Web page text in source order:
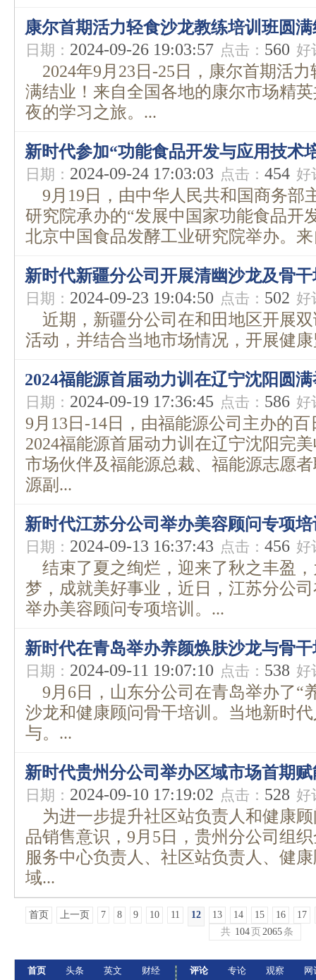
康尔首期活力轻食沙龙教练培训班圆
日期： 2024-09-26 19:03:57 点击： 560 好
2024年9月23日-25日，康尔首期活
满结业！来自全国各地的康尔市场精
夜的学习之旅。...
新时代参加“功能食品开发与应用技术
日期： 2024-09-24 17:03:03 点击： 454 好
9月19日，由中华人民共和国商务部
研究院承办的“发展中国家功能食品开
北京中国食品发酵工业研究院举办。
新时代新疆分公司开展清幽沙龙及骨
日期： 2024-09-23 19:04:50 点击： 502 好
近期，新疆分公司在和田地区开展
活动，并结合当地市场情况，开展健
2024福能源首届动力训在辽宁沈阳圆
日期： 2024-09-19 17:36:45 点击： 586 好
9月13日-14日，由福能源公司主办的
2024福能源首届动力训在辽宁沈阳完
市场伙伴及福能源总裁、福能源志愿
源副...
新时代江苏分公司举办美容顾问专项培
日期： 2024-09-13 16:37:43 点击： 456 好
结束了夏之绚烂，迎来了秋之丰盈
梦，成就美好事业，近日，江苏分公
举办美容顾问专项培训。...
新时代在青岛举办养颜焕肤沙龙与骨
日期： 2024-09-11 19:07:10 点击： 538 好
9月6日，山东分公司在青岛举办了“
沙龙和健康顾问骨干培训。当地新时
与。...
新时代贵州分公司举办区域市场首期
日期： 2024-09-10 17:19:02 点击： 528 好
为进一步提升社区站负责人和健康
品销售意识，9月5日，贵州分公司组
服务中心负责人、社区站负责人、健
域...
首页 上一页 7 8 9 10 11 12 13 14 15 16
17
共 104 页 2065 条
首页
头条
英文
财经
评论
专论
观察
网